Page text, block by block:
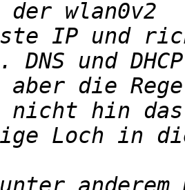
IP und
aber die